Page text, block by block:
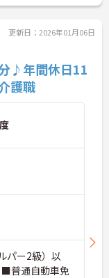
更新日：2026年01月06日
♪年間休日11
護職
パー2級）以
■普通自動車免